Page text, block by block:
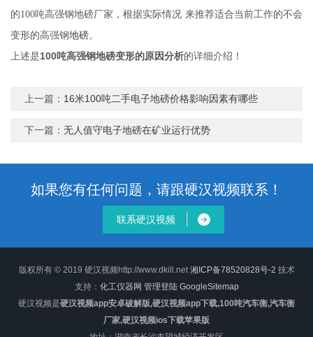
的100吨高强钢地磅厂家，根据实际情况 来推荐适合当前工作的不会
变形的高强钢地磅。
上述是100吨高强钢地磅变形的原因分析的详细介绍！
上一篇： 16米100吨二手电子地磅价格影响因素有哪些
下一篇：无人值守电子地磅在矿业运行优势
如果您有任何问题，请跟硬汉视频联系！
联系硬汉视频
版权所有 © 2019 硬汉视频http://www.dkill.net湘ICP备78520828号-2 技术
支持： 化工仪器网 管理登陆 GoogleSitemap
硬汉视频是硬汉视频app安卓破解版,硬汉视频app下载,100吨汽车衡,汽车衡
厂家,硬汉视频ios下载苹果版